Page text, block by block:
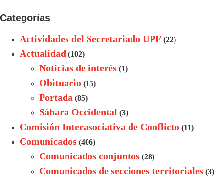
Categorías
Actividades del Secretariado UPF (22)
Actualidad (102)
Noticias de interés (1)
Obituario (15)
Portada (85)
Sáhara Occidental (3)
Comisión Interasociativa de Conflicto (11)
Comunicados (406)
Comunicados conjuntos (28)
Comunicados de secciones territoriales (3)